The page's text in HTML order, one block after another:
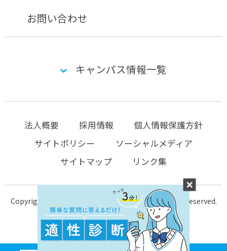
お問い合わせ
キャンパス情報一覧
法人概要 採用情報
個人情報保護方針
サイトポリシー
ソーシャルメディア
サイトマップ
リンク集
Copyright © 2004-2026 KTC-school.com All Rights Reserved.